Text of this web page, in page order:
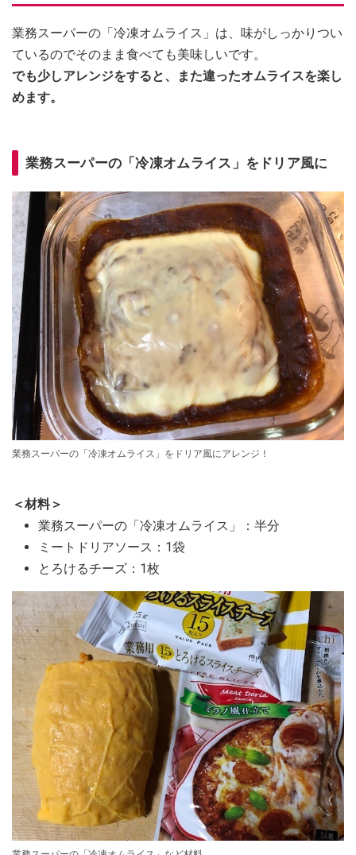
業務スーパーの「冷凍オムライス」は、味がしっかりつい
ているのでそのまま食べても美味しいです。
でも少しアレンジをすると、また違ったオムライスを楽し
めます。
業務スーパーの「冷凍オムライス」をドリア風に
業務スーパーの「冷凍オムライス」をドリア風にアレンジ！
＜材料＞
業務スーパーの「冷凍オムライス」：半分
ミートドリアソース：1袋
とろけるチーズ：1枚